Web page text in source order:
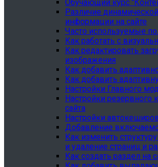
Обучающий курс
Различие
информации на сайте
Часто используемые
Как работать с
Как редактировать
изображения
Как добавить
Как добавить
Настройки Главного
Настройки резервного
сайта
Настройки
Добавление
Как изменить
и удаление страниц и
Как создать раздел на